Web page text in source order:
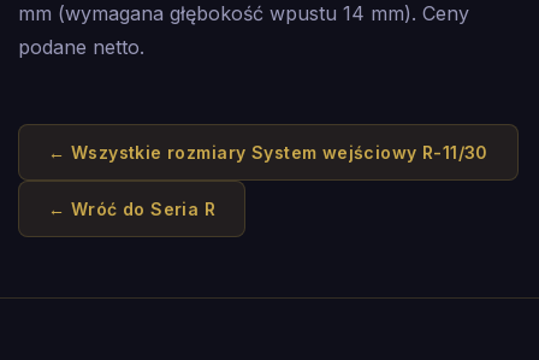
mm (wymagana głębokość wpustu 14 mm). Ceny
podane netto.
← Wszystkie rozmiary System wejściowy R-11/30
← Wróć doSeria R